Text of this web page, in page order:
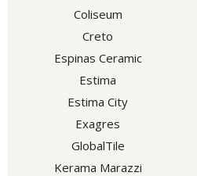
Coliseum
Creto
Espinas Ceramic
Estima
Estima City
Exagres
GlobalTile
Kerama Marazzi